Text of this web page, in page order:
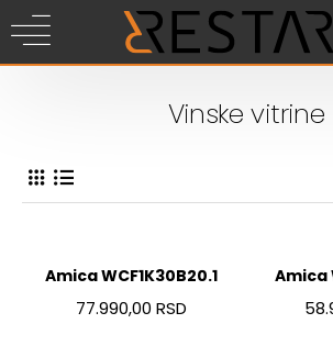
Vinske vitrine
Amica WCF1K30B20.1
77.990,00 RSD
Amica